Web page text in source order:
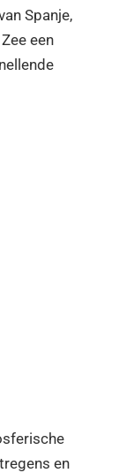
Spanje,
een
en